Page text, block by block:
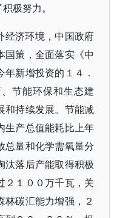
极努力。
经济环境，中国政府
国策，全面落实《中
新增投资的１４．
节能环保和生态建
和持续发展。节能减
生产总值能耗比上年
总量和化学需氧量分
汰落后产能取得积极
２１００万千瓦，关
碳汇能力增强，２